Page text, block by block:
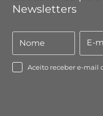
Newsletters
Nome
Nome
mail
E-
Aceito receber e-mail